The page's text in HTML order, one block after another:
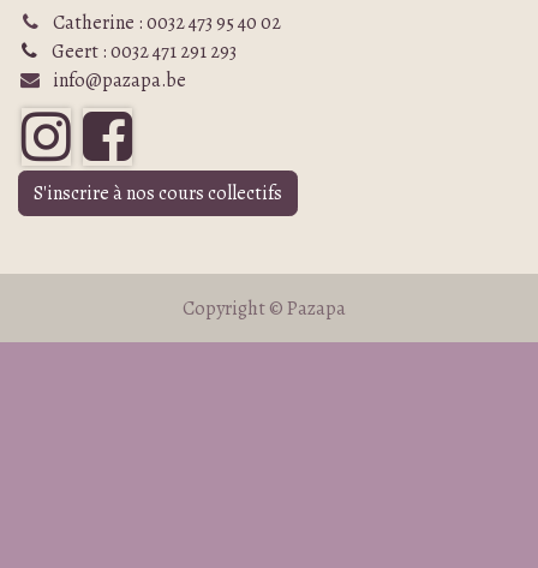
Catherine : 0032 473 95 40 02
Geert : 0032 471 291 293
info@pazapa.be
S'inscrire à nos cours collectifs
Copyright © Pazapa